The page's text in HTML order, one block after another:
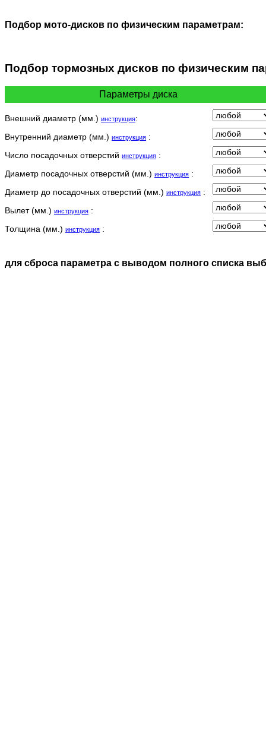
Подбор мото-дисков по физическим параметрам:
Подбор тормозных дисков по физическим
Параметры диска
Внешний диаметр (мм.) инструкция:
Внутренний диаметр (мм.) инструкция :
Число посадочных отверстий инструкция :
Диаметр посадочных отверстий (мм.) инструкция :
Диаметр до посадочных отверстий (мм.) инструкция :
Вылет (мм.) инструкция :
Толщина (мм.) инструкция :
для сброса параметра с выводом полного списка